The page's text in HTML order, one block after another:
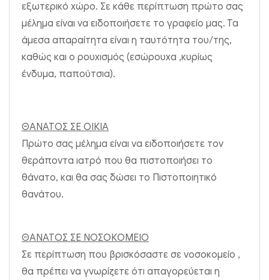
εξωτερικό χώρο. Σε κάθε περίπτωση πρώτο σας
μέλημα είναι να ειδοποιήσετε το γραφείο μας. Τα
άμεσα απαραίτητα είναι η ταυτότητα του/της,
καθώς και ο ρουχισμός (εσώρουχα ,κυρίως
ένδυμα, παπούτσια).
ΘΑΝΑΤΟΣ ΣΕ ΟΙΚΙΑ
Πρώτο σας μέλημα είναι να ειδοποιήσετε τον
θεράποντα ιατρό που θα πιστοποιήσει το
θάνατο, και θα σας δώσει το Πιστοποιητικό
θανάτου.
ΘΑΝΑΤΟΣ ΣΕ ΝΟΣΟΚΟΜΕΙΟ
Σε περίπτωση που βρισκόσαστε σε νοσοκομείο ,
θα πρέπει να γνωρίζετε ότι απαγορεύεται η